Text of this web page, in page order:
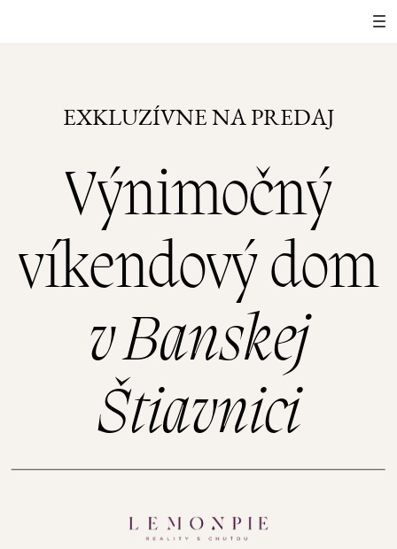
EXKLUZÍVNE NA PREDAJ
Výnimočný
víkendový dom
v Banskej
Štiavnici